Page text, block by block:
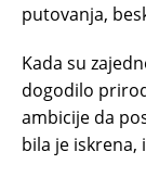
putovanja,
Kada su
dogodilo
ambicije da
bila je iskrena,